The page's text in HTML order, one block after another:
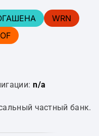
WRN
n/a
частный банк.